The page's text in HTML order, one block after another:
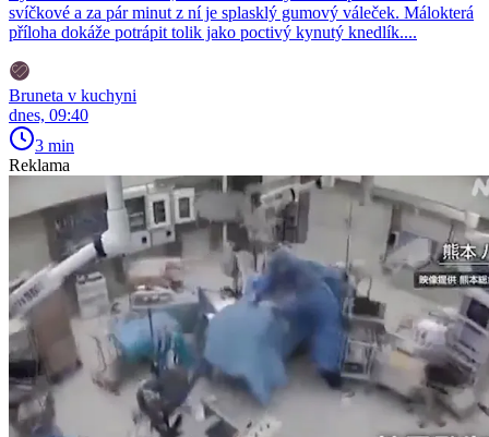
svíčkové a za pár minut z ní je splasklý gumový váleček. Málokterá
příloha dokáže potrápit tolik jako poctivý kynutý knedlík....
Bruneta v kuchyni
dnes, 09:40
3 min
Reklama